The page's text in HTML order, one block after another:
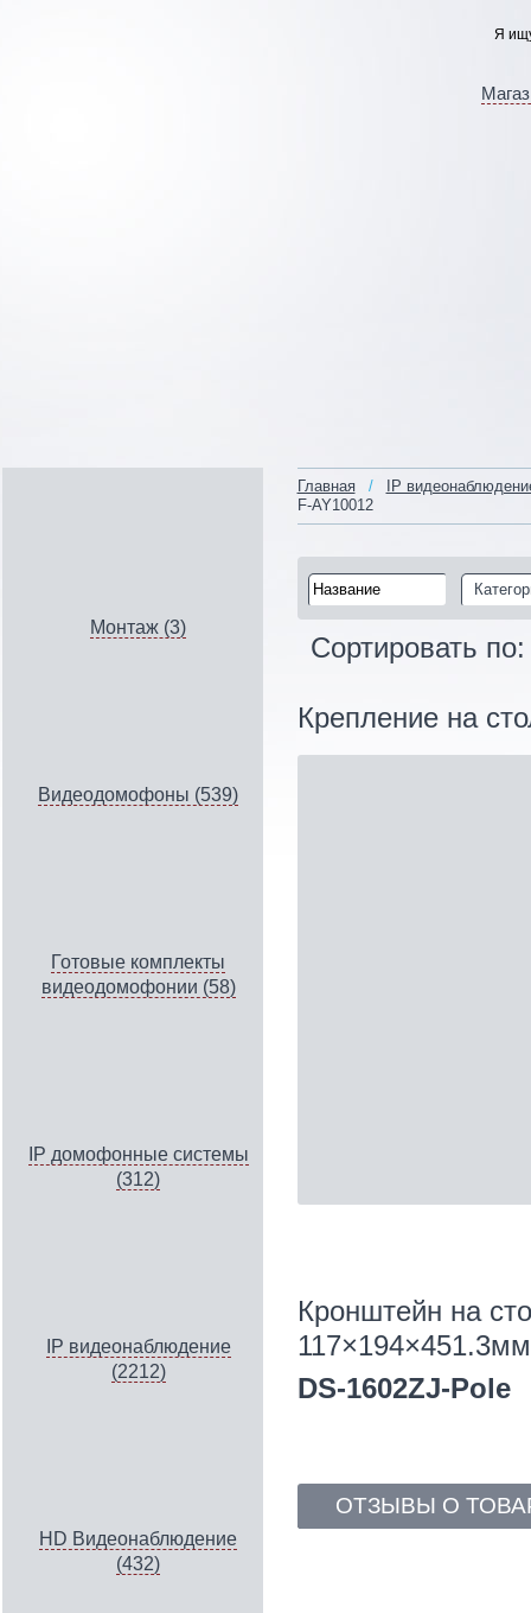
Монтаж (3)
Видеодомофоны (539)
Готовые комплекты
видеодомофонии (58)
IP домофонные системы
(312)
IP видеонаблюдение
(2212)
HD Видеонаблюдение
(432)
Главная /
IP
F-AY10012
Сортировать
Крепление на
Кронштейн на
117×194×451.3мм
DS-1602ZJ-Pole
ОТЗЫВЫ О